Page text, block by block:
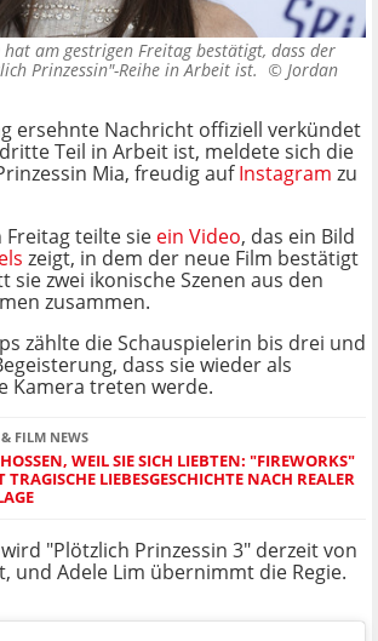
am gestrigen Freitag bestätigt, dass der
Prinzessin"-Reihe in Arbeit ist. © Jordan
ersehnte Nachricht offiziell verkündet
Teil in Arbeit ist, meldete sich die
Mia, freudig aufInstagram zu
Freitag teilte sie ein Video, das ein Bild
zeigt, in dem der neue Film bestätigt
sie zwei ikonische Szenen aus den
zusammen.
zählte die Schauspielerin bis drei und
dass sie wieder als
Kamera treten werde.
FILM NEWS
WEIL SIE SICH LIEBTEN: "FIREWORKS"
TRAGISCHE LIEBESGESCHICHTE NACH REALER
"Plötzlich Prinzessin 3" derzeit von
und Adele Lim übernimmt die Regie.